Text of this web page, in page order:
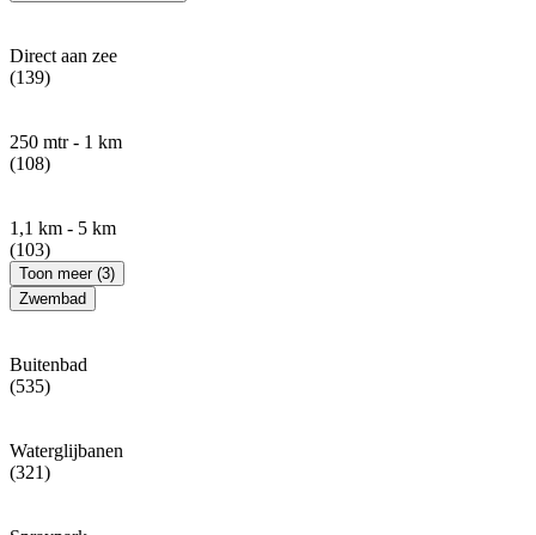
Direct aan zee
(139)
250 mtr - 1 km
(108)
1,1 km - 5 km
(103)
Toon meer (3)
Zwembad
Buitenbad
(535)
Waterglijbanen
(321)